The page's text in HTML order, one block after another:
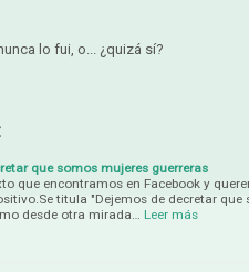
lo fui, o... ¿quizá sí?
que somos mujeres guerreras
que encontramos en Facebook y
titula "Dejemos de decretar
desde otra mirada…
Leer más